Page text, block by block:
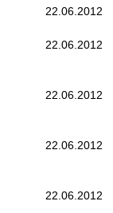
22.06.2012
22.06.2012
22.06.2012
22.06.2012
22.06.2012